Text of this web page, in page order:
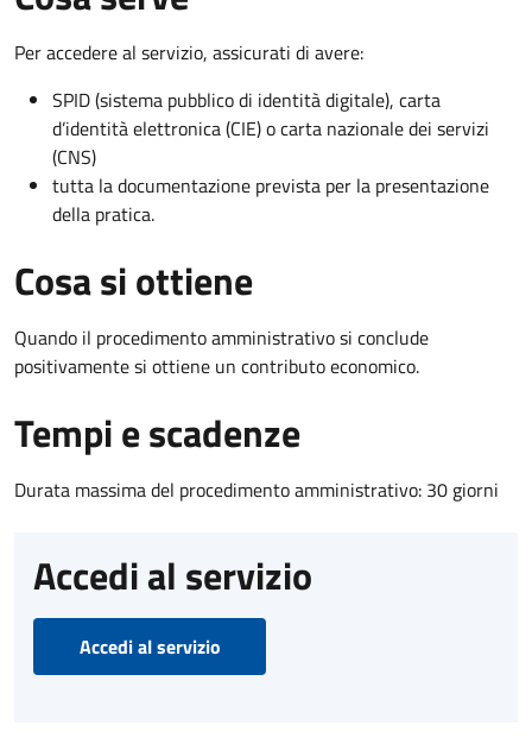
Per accedere al servizio, assicurati di avere:
SPID (sistema pubblico di identità digitale), carta
d’identità elettronica (CIE) o carta nazionale dei servizi
(CNS)
tutta la documentazione prevista per la presentazione
della pratica.
Cosa si ottiene
Quando il procedimento amministrativo si conclude
positivamente si ottiene un contributo economico.
Tempi e scadenze
Durata massima del procedimento amministrativo: 30 giorni
Accedi al servizio
Accedi al servizio